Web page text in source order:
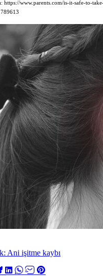
https://www.parents.com/is-it-safe-to-
Ani işitme kaybı